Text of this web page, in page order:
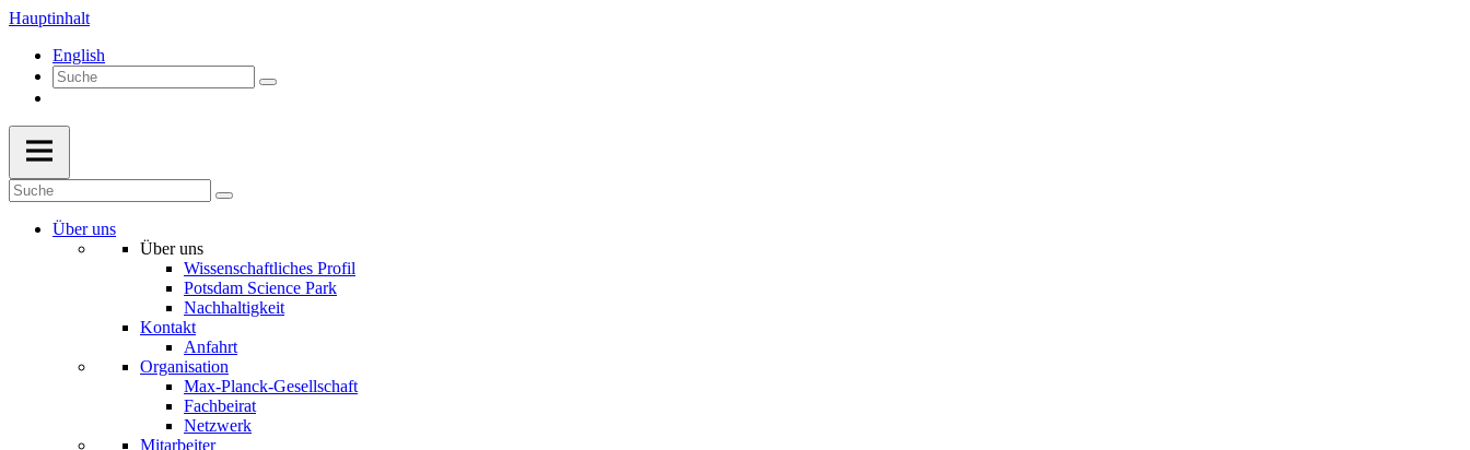
Hauptinhalt
English
Über uns
Über uns
Wissenschaftliches Profil
Potsdam Science Park
Nachhaltigkeit
Kontakt
Anfahrt
Organisation
Max-Planck-Gesellschaft
Fachbeirat
Netzwerk
Mitarbeiter